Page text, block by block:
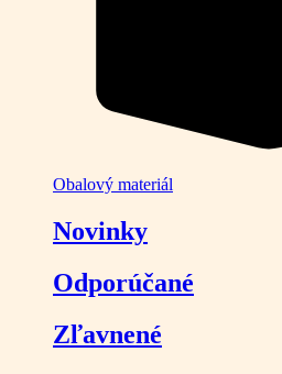
Obalový materiál
Novinky
Odporúčané
Zľavnené